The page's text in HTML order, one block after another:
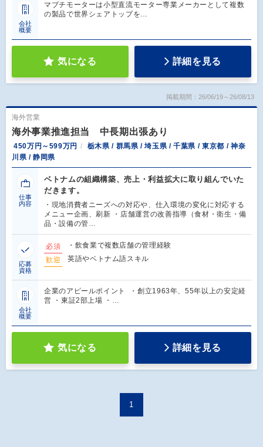
会社
概要
マブチモーターは小型直流モーター専業メーカーとして複数
の製品で世界シェアトップを…
気になる 詳細を見る
掲載期間：26/06/19～26/08/13
海外営業
海外事業推進担当 中長期出張あり
450万円～599万円
栃木県 / 群馬県 / 埼玉県 / 千葉県 / 東京都 / 神奈
川県 / 静岡県
仕事
内容
ベトナムの組織構築、売上・利益拡大に取り組んでいた
だきます。
・現地消費者ニーズへの対応や、仕入環境の変化に対応する
メニュー企画、刷新 ・店舗運営の改善指導（食材・衛生・備
品・設備の管…
応募
資格
必須
・飲食業で複数店舗の管理経験
歓迎
英語やベトナム語スキル
会社
概要
企業のアピールポイント ・創立1963年、55年以上の安定経
営 ・東証2部上場 ・…
気になる 詳細を見る
1